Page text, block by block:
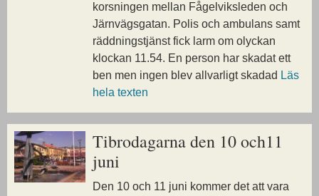
korsningen mellan Fågelviksleden och
Järnvägsgatan. Polis och ambulans samt
räddningstjänst fick larm om olyckan
klockan 11.54. En person har skadat ett
ben men ingen blev allvarligt skadad Läs
hela texten
Tibrodagarna den 10 och11
juni
Den 10 och 11 juni kommer det att vara